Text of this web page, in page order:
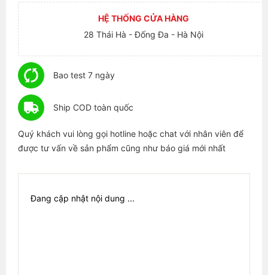
HỆ THỐNG CỬA HÀNG
28 Thái Hà - Đống Đa - Hà Nội
Bao test 7 ngày
Ship COD toàn quốc
Quý khách vui lòng gọi hotline hoặc chat với nhân viên để
được tư vấn về sản phẩm cũng như báo giá mới nhất
Đang cập nhật nội dung ...